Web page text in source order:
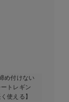
め付けない
トレギン
使える】